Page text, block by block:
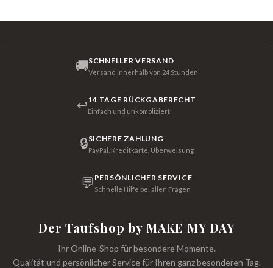
🚚SCHNELLER VERSAND
Versand innerhalb von 24 Stunden
↩14 TAGE RÜCKGABERECHT
Einfach und unkompliziert
🔒SICHERE ZAHLUNG
PayPal, Kreditkarte, Überweisung
💬 PERSÖNLICHER SERVICE
Schnelle Hilfe bei allen Fragen
Der Taufshop by MAKE MY DAY
Ihr Online-Shop für besondere Momente.
Qualität und persönlicher Service für Ihren ganz besonderen Tag.